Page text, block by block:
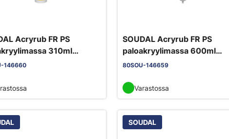
Acryrub FR PS
310ml
M1 läpivienteihin ja
146660
SOUDAL Acryrub FR PS
paloakryylimassa 600ml
valkoinen M1 läpivienteihin ja
80SOU-146659
Varastossa
SOUDAL